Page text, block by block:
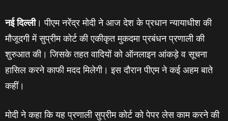
नई दिल्‍ली। पीएम नरेंद्र मोदी ने आज देश के प्रधान न्यायाधीश की
मौजूदगी में सुप्रीम कोर्ट की एकीकृत मुकदमा प्रबंधन प्रणाली की
शुरुआत की। जिसके तहत वादियों को ऑनलाइन आंकड़े व सूचना
हासिल करने काफी मदद मिलेगी। इस दौरान पीएम ने कई अहम बाते
कहीं।
मोदी ने कहा कि यह प्रणाली सुप्रीम कोर्ट को पेपर लेस काम करने की